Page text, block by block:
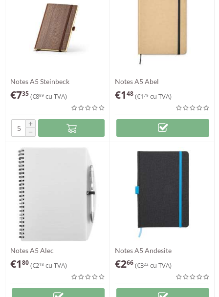
Notes A5 Steinbeck
€735(€889 cu TVA)
+
−
Notes A5 Abel
€148(€1 79 cu TVA)
Notes A5 Alec
€180(€218 cu TVA)
Notes A5 Andesite
€266(€322 cu TVA)